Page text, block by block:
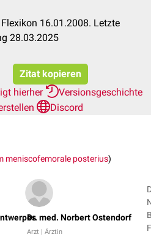
16.01.2008. Letzte
28.03.2025
Zitat kopieren
hierher
Versionsgeschichte
Discord
meniscofemorale posterius)
Dr. med. Norbert Ostendorf
Arzt | Ärztin